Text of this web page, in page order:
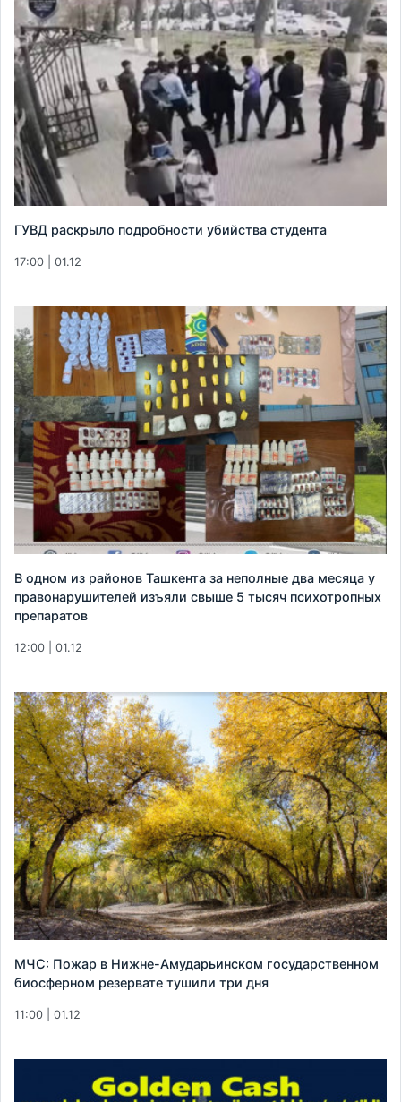
ГУВД раскрыло подробности убийства студента
17:00 | 01.12
В одном из районов Ташкента за неполные два месяца у
правонарушителей изъяли свыше 5 тысяч психотропных
препаратов
12:00 | 01.12
МЧС: Пожар в Нижне-Амударьинском государственном
биосферном резервате тушили три дня
11:00 | 01.12